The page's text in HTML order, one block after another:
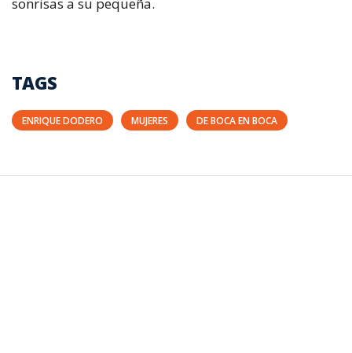
TAGS
ENRIQUE DODERO MUJERES DE BOCA EN BOCA